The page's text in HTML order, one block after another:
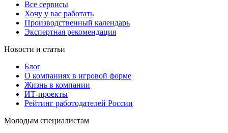
Все сервисы
Хочу у вас работать
Производственный календарь
Экспертная рекомендация
Новости и статьи
Блог
О компаниях в игровой форме
Жизнь в компании
ИТ-проекты
Рейтинг работодателей России
Молодым специалистам